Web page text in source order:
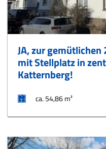
JA, zur
mit Stellplatz in
Katternberg!
ca. 54,86 m²